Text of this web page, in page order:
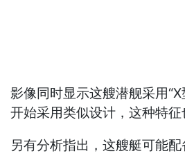
影像同时显示这艘潜舰采用
开始采用类似设计，这种特征
另有分析指出，这艘艇可能